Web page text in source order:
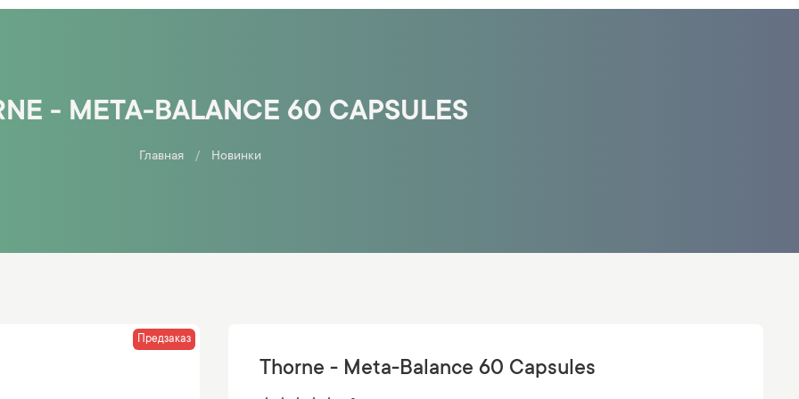
- META-BALANCE 60 CAPSULES
Главная Новинки
Предзаказ
Thorne - Meta-Balance 60 Capsules